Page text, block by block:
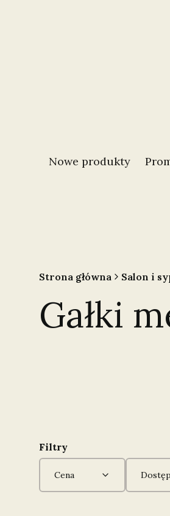
Nowe produkty
Strona główna Salon i
Gałki
Filtry
Cena